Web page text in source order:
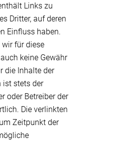
Links zu
Dritter, auf deren
Einfluss haben.
wir für diese
keine Gewähr
die Inhalte der
ist stets der
oder Betreiber der
Die verlinkten
Zeitpunkt der